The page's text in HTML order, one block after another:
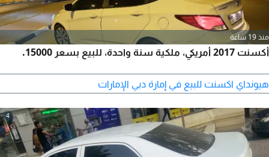
منذ 19 ساعة
أكسنت 2017 أمريكي، ملكية سنة واحدة، للبيع بسعر 15000.
هيونداي اكسنت للبيع في إمارة دبي الإمارات
4